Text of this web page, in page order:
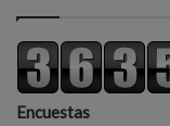
Encuestas